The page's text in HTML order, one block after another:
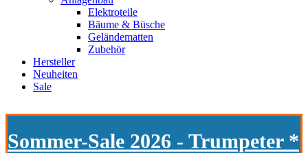
Elektroteile
Bäume & Büsche
Geländematten
Zubehör
Hersteller
Neuheiten
Sale
Sommer-Sale 2026 - Trumpeter *